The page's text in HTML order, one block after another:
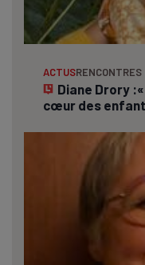
ACTUSRENCONTRES
Diane Drory
cœur des